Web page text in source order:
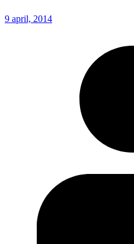
9 april, 2014